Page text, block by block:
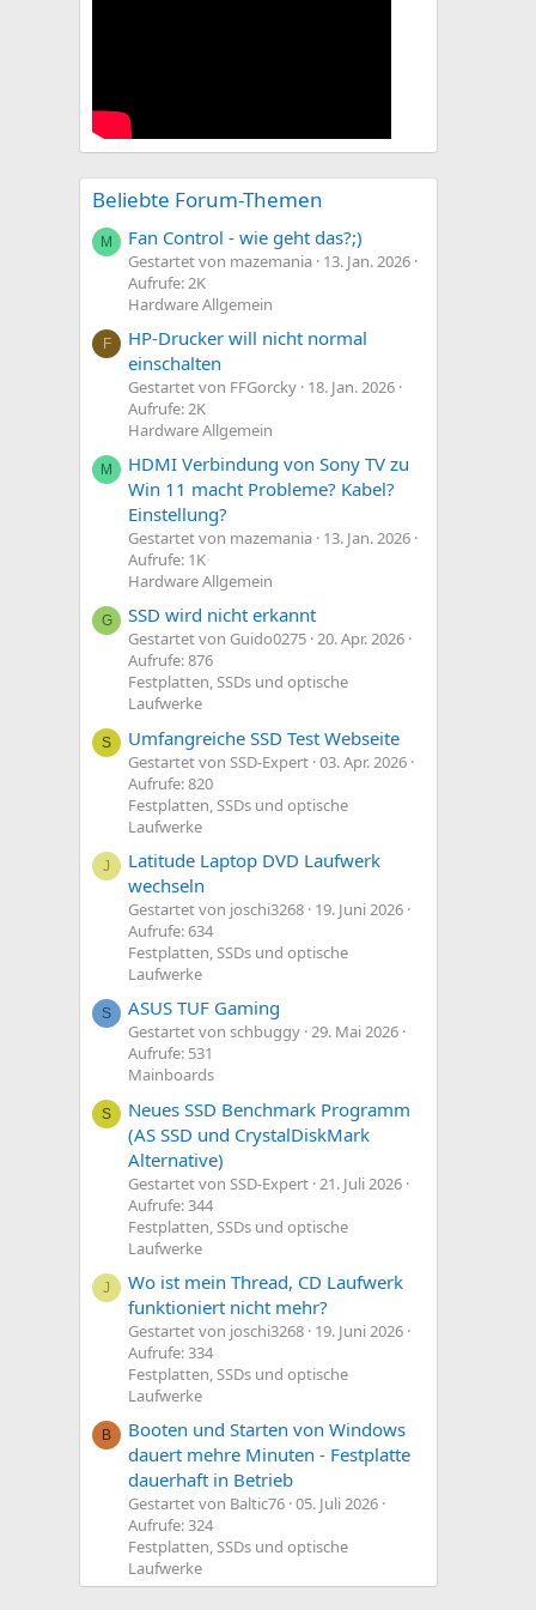
Beliebte Forum-Themen
M Fan Control - wie geht das?;)
Gestartet von mazemania 13. Jan. 2026
Aufrufe: 2K
Hardware Allgemein
F
HP-Drucker will nicht normal
einschalten
Gestartet von FFGorcky 18. Jan. 2026
Aufrufe: 2K
Hardware Allgemein
M
HDMI Verbindung von Sony TV zu
Win 11 macht Probleme? Kabel?
Einstellung?
Gestartet von mazemania 13. Jan. 2026
Aufrufe: 1K
Hardware Allgemein
G SSD wird nicht erkannt
Gestartet von Guido0275 20. Apr. 2026
Aufrufe: 876
Festplatten, SSDs und optische
Laufwerke
S Umfangreiche SSD Test Webseite
Gestartet von SSD-Expert 03. Apr. 2026
Aufrufe: 820
Festplatten, SSDs und optische
Laufwerke
J
Latitude Laptop DVD Laufwerk
wechseln
Gestartet von joschi3268 19. Juni 2026
Aufrufe: 634
Festplatten, SSDs und optische
Laufwerke
S ASUS TUF Gaming
Gestartet von schbuggy 29. Mai 2026
Aufrufe: 531
Mainboards
S
Neues SSD Benchmark Programm
(AS SSD und CrystalDiskMark
Alternative)
Gestartet von SSD-Expert 21. Juli 2026
Aufrufe: 344
Festplatten, SSDs und optische
Laufwerke
J
Wo ist mein Thread, CD Laufwerk
funktioniert nicht mehr?
Gestartet von joschi3268 19. Juni 2026
Aufrufe: 334
Festplatten, SSDs und optische
Laufwerke
B
Booten und Starten von Windows
dauert mehre Minuten - Festplatte
dauerhaft in Betrieb
Gestartet von Baltic76 05. Juli 2026
Aufrufe: 324
Festplatten, SSDs und optische
Laufwerke